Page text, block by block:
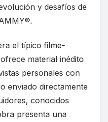
y desafíos de
el típico filme-
material inédito
personales con
enviado directamente
conocidos
presenta una